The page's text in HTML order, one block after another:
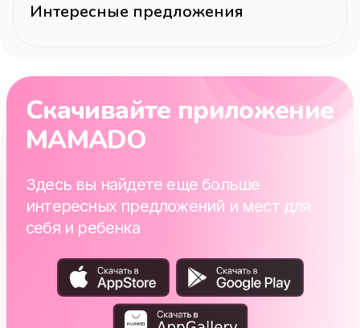
Интересные предложения
Скачивайте приложение
MAMADO
Здесь вы найдете еще больше
интересных предложений и мест для
себя и ребенка